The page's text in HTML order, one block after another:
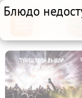
6в
+7 (921) 090-58-88
Блюдо